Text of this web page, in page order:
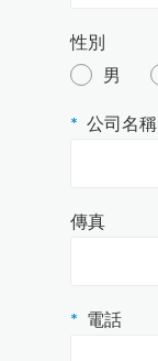
性別
男
公司名稱
傳真
電話